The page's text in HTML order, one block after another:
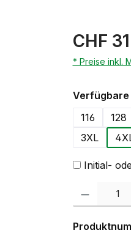
CHF
* Preise inkl.
116
128
3XL
Initial-
Produkt